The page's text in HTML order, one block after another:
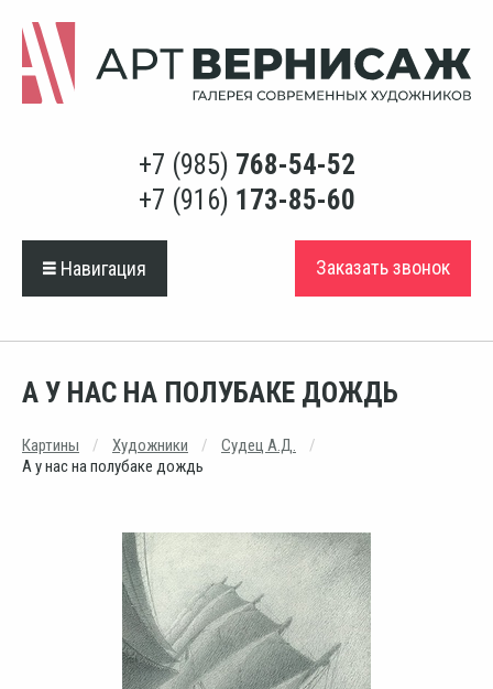
+7 (985) 768-54-52
+7 (916) 173-85-60
Навигация Заказать звонок
А У НАС НА ПОЛУБАКЕ ДОЖДЬ
Картины Художники
Судец А.Д.
А у нас на полубаке дождь